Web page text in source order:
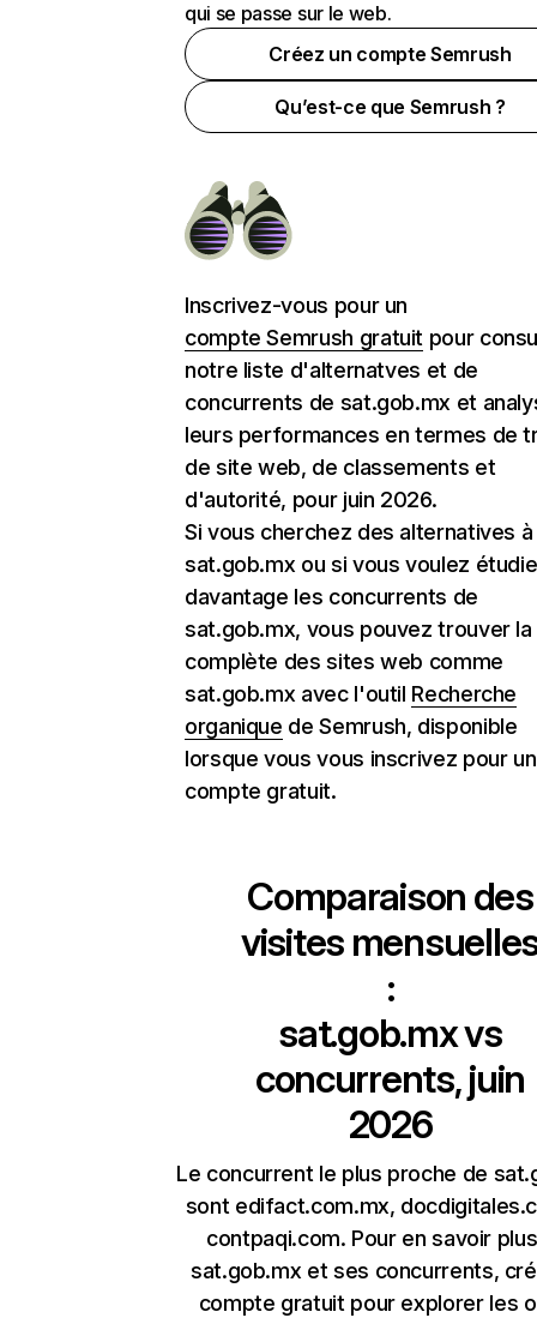
qui se passe sur le web.
Créez un compte Semrush
Qu’est-ce que Semrush ?
Inscrivez-vous pour un
compte Semrush gratuit pour
notre liste d'alternatves et de
concurrents de sat.gob.mx et
leurs performances en termes de
de site web, de classements et
d'autorité, pour juin 2026.
Si vous cherchez des alternatives à
sat.gob.mx ou si vous voulez
davantage les concurrents de
sat.gob.mx, vous pouvez trouver
complète des sites web comme
sat.gob.mx avec l'outil Recherche
organique de Semrush, disponible
lorsque vous vous inscrivez pour un
compte gratuit.
Comparaison des
visites
:
sat.gob.mxvs
concurrents, juin
2026
Le concurrent le plus proche de
sont edifact.com.mx,
contpaqi.com. Pour en savoir
sat.gob.mx et ses concurrents,
compte gratuit pour explorer les